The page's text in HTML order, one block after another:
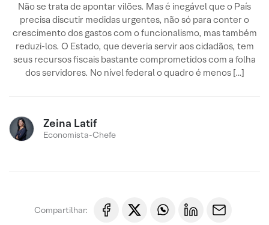
Não se trata de apontar vilões. Mas é inegável que o País
precisa discutir medidas urgentes, não só para conter o
crescimento dos gastos com o funcionalismo, mas também
reduzi-los. O Estado, que deveria servir aos cidadãos, tem
seus recursos fiscais bastante comprometidos com a folha
dos servidores. No nível federal o quadro é menos […]
Zeina Latif
Economista-Chefe
Compartilhar: